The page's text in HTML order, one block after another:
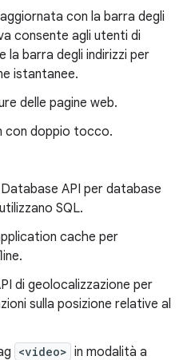
con la barra degli
consente agli utenti di
barra degli indirizzi per
istantanee.
delle pagine web.
con doppio tocco.
API per database
SQL.
cache per
di geolocalizzazione per
sulla posizione relative al
<video> in modalità a